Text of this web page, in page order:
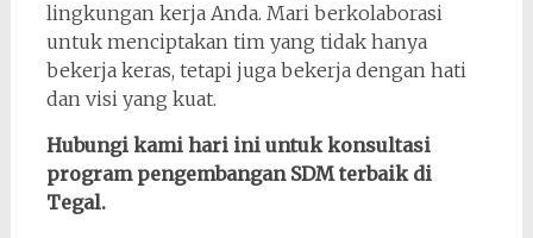
lingkungan kerja Anda. Mari berkolaborasi
untuk menciptakan tim yang tidak hanya
bekerja keras, tetapi juga bekerja dengan hati
dan visi yang kuat.
Hubungi kami hari ini untuk konsultasi
program pengembangan SDM terbaik di
Tegal.